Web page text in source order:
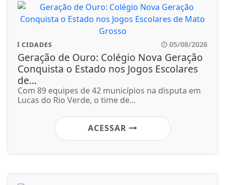
CIDADES 05/08/2026
Geração de Ouro: Colégio Nova Geração
Conquista o Estado nos Jogos Escolares
de...
Com 89 equipes de 42 municípios na disputa em
Lucas do Rio Verde, o time de...
ACESSAR